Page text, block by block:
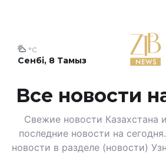
Сенбі, 8 Тамыз
°C
Все новости
Свежие новости Казахстана
последние новости на
новости в разделе (новости)